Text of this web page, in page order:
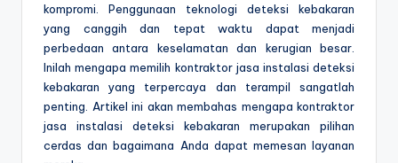
kompromi. Penggunaan teknologi deteksi kebakaran
yang canggih dan tepat waktu dapat menjadi
perbedaan antara keselamatan dan kerugian besar.
Inilah mengapa memilih kontraktor jasa instalasi deteksi
kebakaran yang terpercaya dan terampil sangatlah
penting. Artikel ini akan membahas mengapa kontraktor
jasa instalasi deteksi kebakaran merupakan pilihan
cerdas dan bagaimana Anda dapat memesan layanan